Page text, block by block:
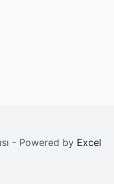
- Powered by Excel